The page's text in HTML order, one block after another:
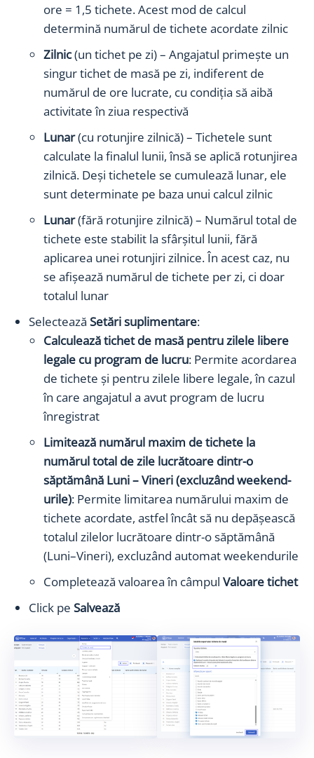
ore = 1,5 tichete. Acest mod de calcul
determină numărul de tichete acordate zilnic
Zilnic(un tichet pe zi) – Angajatul primește un
singur tichet de masă pe zi, indiferent de
numărul de ore lucrate, cu condiția să aibă
activitate în ziua respectivă
Lunar(cu rotunjire zilnică) – Tichetele sunt
calculate la finalul lunii, însă se aplică rotunjirea
zilnică. Deși tichetele se cumulează lunar, ele
sunt determinate pe baza unui calcul zilnic
Lunar(fără rotunjire zilnică) – Numărul total de
tichete este stabilit la sfârșitul lunii, fără
aplicarea unei rotunjiri zilnice. În acest caz, nu
se afișează numărul de tichete per zi, ci doar
totalul lunar
Selectează Setări suplimentare:
Calculează tichet de masă pentru zilele libere
legale cu program de lucru: Permite acordarea
de tichete și pentru zilele libere legale, în cazul
în care angajatul a avut program de lucru
înregistrat
Limitează numărul maxim de tichete la
numărul total de zile lucrătoare dintr-o
săptămână Luni – Vineri (excluzând weekend-
urile): Permite limitarea numărului maxim de
tichete acordate, astfel încât să nu depășească
totalul zilelor lucrătoare dintr-o săptămână
(Luni–Vineri), excluzând automat weekendurile
Completează valoarea în câmpul Valoare tichet
Click pe Salvează